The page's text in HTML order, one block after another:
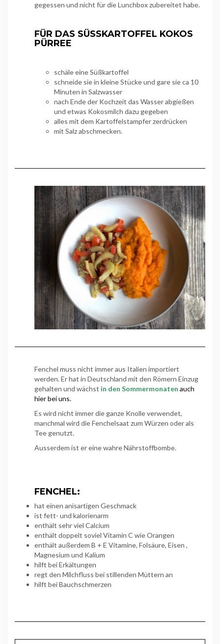
gegessen und nicht für die Lunchbox zubereitet habe.
FÜR DAS SÜSSKARTOFFEL KOKOS P
ÜRREE
schäle eine Süßkartoffel
schneide sie in kleine Stücke und gare sie ca 10
Minuten in Salzwasser
nach Ende der Kochzeit das Wasser abgießen
und etwas Kokosmilch dazu gegeben
alles mit dem Kartoffelstampfer zerdrücken
mit Salz abschmecken.
Fenchel muss nicht immer aus Italien importiert
werden. Er hat in Deutschland mit den Römern Einzug
gehalten und wächst in den Sommermonaten auch
hier bei uns.
Es wird nicht immer die ganze Knolle verwendet,
manchmal wird die Fenchelsaat zum Würzen oder als
Tee genutzt.
Ausserdem ist er eine wahre Nährstoffbombe.
FENCHEL:
hat einen anisartigen Geschmack
ist fett- und kalorienarm
enthält sehr viel Calcium
enthält doppelt soviel Vitamin C wie Orangen
enthält außerdem B + E Vitamine, Folsäure, Eisen ,
Magnesium und Kalium
hilft bei Erkältungen
regt den Milchfluss bei stillenden Müttern an
hilft bei Bauchschmerzen